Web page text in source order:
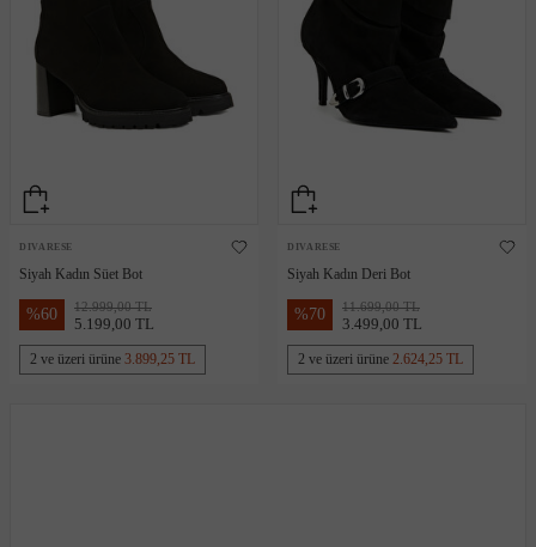
DIVARESE
Siyah Kadın Süet Bot
%60 12.999,00 TL
5.199,00 TL
2 ve üzeri ürüne 3.899,25 TL
DIVARESE
Siyah Kadın Deri Bot
%70 11.699,00 TL
3.499,00 TL
2 ve üzeri ürüne 2.624,25 TL